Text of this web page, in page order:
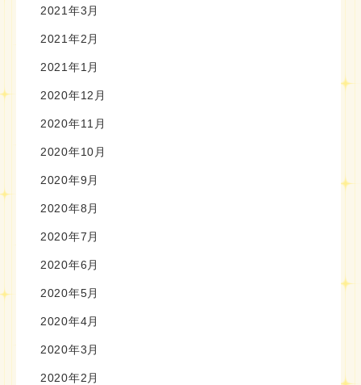
2021年3月
2021年2月
2021年1月
2020年12月
2020年11月
2020年10月
2020年9月
2020年8月
2020年7月
2020年6月
2020年5月
2020年4月
2020年3月
2020年2月